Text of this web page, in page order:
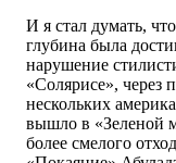
И я стал думать,
глубина была
нарушение
«Солярисе», через
нескольких
вышло в «Зеленой
более смелого